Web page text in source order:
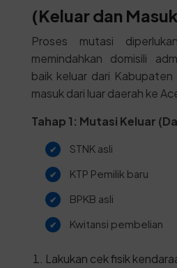
(Keluar dan
Proses mutasi
memindahkan domisili
baik keluar dari Kabupaten
masuk dari luar daerah ke
Tahap 1: Mutasi Keluar
STNK asli
KTP Pemilik baru
BPKB asli
Kwitansi pembelian
Lakukan cek fisik